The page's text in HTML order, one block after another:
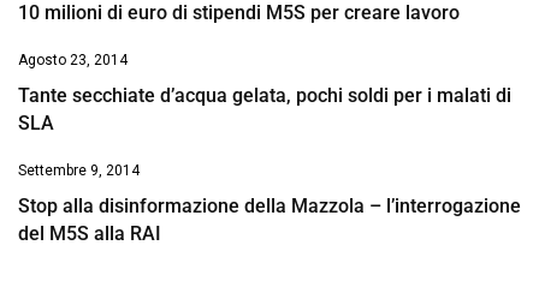
10 milioni di euro di stipendi M5S per creare lavoro
Agosto 23, 2014
Tante secchiate d’acqua gelata, pochi soldi per i malati di
SLA
Settembre 9, 2014
Stop alla disinformazione della Mazzola – l’interrogazione
del M5S alla RAI